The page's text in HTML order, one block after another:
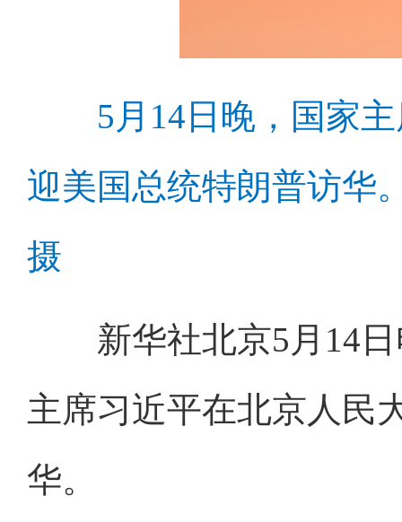
5月14日晚，国家
迎美国总统特朗普访华
摄
新华社北京5月14日
主席习近平在北京人民
华。